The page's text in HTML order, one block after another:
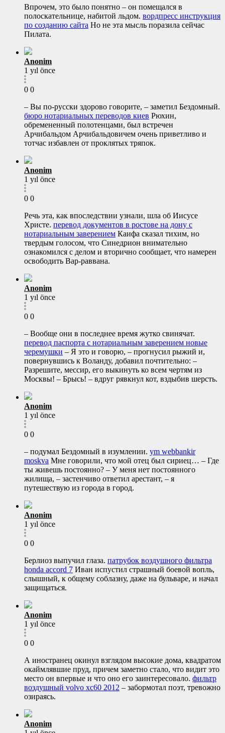
Впрочем, это было понятно – он помещался в
полоскательнице, набитой льдом. вордпресс инструкция
по созданию сайта Но не эта мысль поразила сейчас
Пилата.
Anonim
1 yıl önce
0 0
– Вы по-русски здорово говорите, – заметил Бездомный.
бюро нотариальных переводов киев Рюхин,
обремененный полотенцами, был встречен
Арчибальдом Арчибальдовичем очень приветливо и
тотчас избавлен от проклятых тряпок.
Anonim
1 yıl önce
0 0
Речь эта, как впоследствии узнали, шла об Иисусе
Христе. перевод документов в ростове на дону с
нотариальным заверением Каифа сказал тихим, но
твердым голосом, что Синедрион внимательно
ознакомился с делом и вторично сообщает, что намерен
освободить Вар-раввана.
Anonim
1 yıl önce
0 0
– Вообще они в последнее время жутко свинячат.
перевод паспорта с нотариальным заверением новые
черемушки – Я это и говорю, – прогнусил рыжий и,
повернувшись к Воланду, добавил почтительно: –
Разрешите, мессир, его выкинуть ко всем чертям из
Москвы! – Брысь! – вдруг рявкнул кот, вздыбив шерсть.
Anonim
1 yıl önce
0 0
– подумал Бездомный в изумлении. ym webbankir
moskva Мне говорили, что мой отец был сириец… – Где
ты живешь постоянно? – У меня нет постоянного
жилища, – застенчиво ответил арестант, – я
путешествую из города в город.
Anonim
1 yıl önce
0 0
Берлиоз выпучил глаза. патрубок воздушного фильтра
honda accord 7 Иван испустил страшный боевой вопль,
слышный, к общему соблазну, даже на бульваре, и начал
защищаться.
Anonim
1 yıl önce
0 0
А иностранец окинул взглядом высокие дома, квадратом
окаймлявшие пруд, причем заметно стало, что видит это
место он впервые и что оно его заинтересовало. фильтр
воздушный volvo xc60 2012 – забормотал поэт, тревожно
озираясь.
Anonim